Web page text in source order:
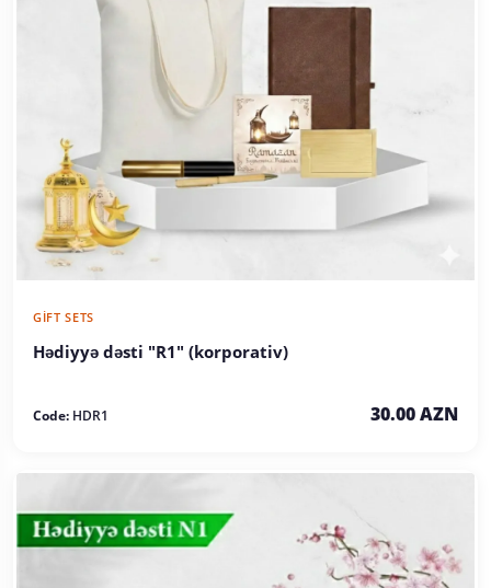
GIFT SETS
Hədiyyə dəsti "R1" (korporativ)
Code: HDR1 30.00 AZN